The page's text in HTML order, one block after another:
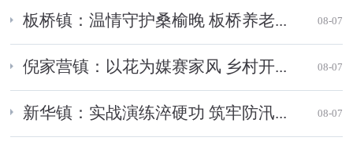
板桥镇：温情守护桑榆晚 板桥养老... 08-07
倪家营镇：以花为媒赛家风 乡村开... 08-07
新华镇：实战演练淬硬功 筑牢防汛... 08-07